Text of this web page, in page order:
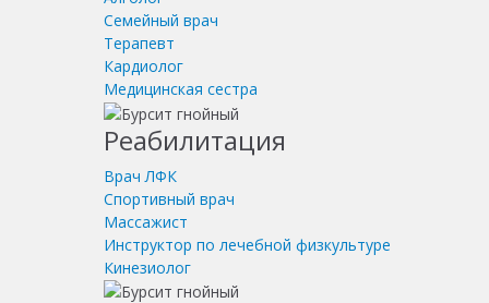
Семейный врач
Терапевт
Кардиолог
Медицинская сестра
Реабилитация
Врач ЛФК
Спортивный врач
Массажист
Инструктор по лечебной физкультуре
Кинезиолог